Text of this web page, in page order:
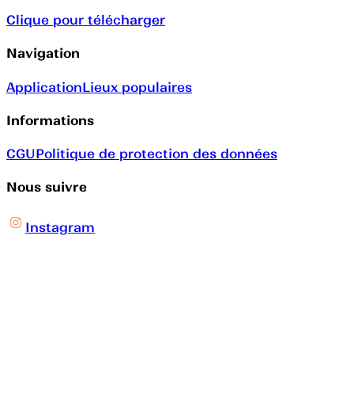
Clique pour télécharger
Navigation
ApplicationLieux populaires
Informations
CGUPolitique de protection des données
Nous suivre
Instagram